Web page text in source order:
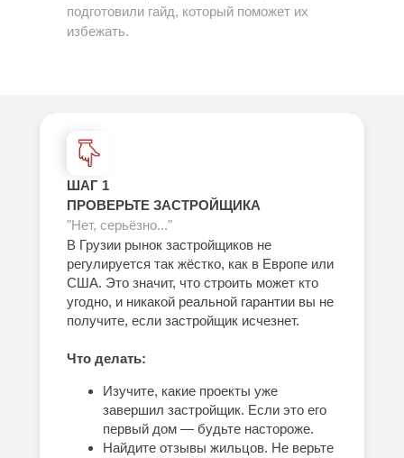
подготовили гайд, который поможет их
избежать.
ШАГ 1
ПРОВЕРЬТЕ ЗАСТРОЙЩИКА
"Нет, серьёзно..."
В Грузии рынок застройщиков не
регулируется так жёстко, как в Европе или
США. Это значит, что строить может кто
угодно, и никакой реальной гарантии вы не
получите, если застройщик исчезнет.
Что делать:
Изучите, какие проекты уже
завершил застройщик. Если это его
первый дом — будьте настороже.
Найдите отзывы жильцов. Не верьте